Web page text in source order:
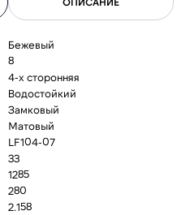
Бежевый
8
4-х сторонняя
Водостойкий
Замковый
Матовый
LF104-07
33
1285
280
2.158